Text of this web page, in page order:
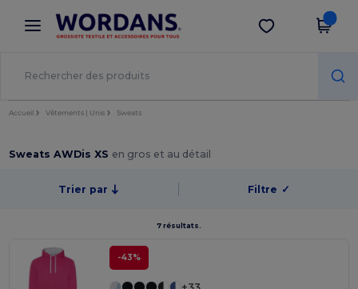
× Appli Wordans
Meilleurs prix sur l’app !
Obtenir l'appli
Accueil Vêtements | Unis Sweats
Sweats AWDis XS en gros et au détail
Trier par Filtre ✓
7 résultats.
-43%